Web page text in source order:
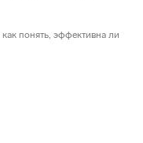
как понять, эффективна ли